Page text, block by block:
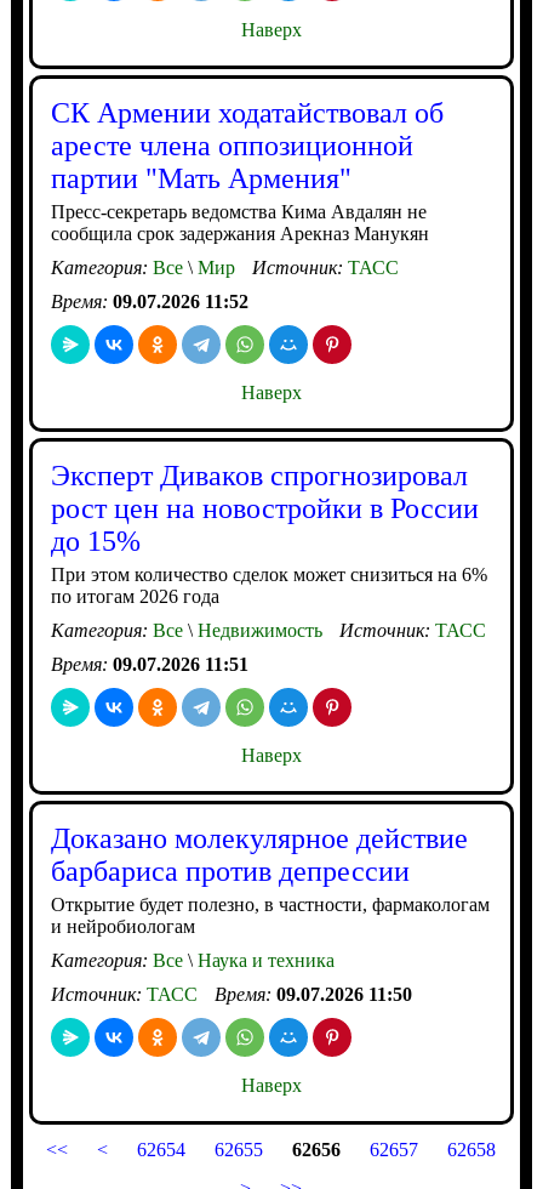
Наверх
СК Армении ходатайствовал об
аресте члена оппозиционной
партии "Мать Армения"
Пресс-секретарь ведомства Кима Авдалян не
сообщила срок задержания Арекназ Манукян
Категория: Все\Мир Источник: ТАСС
Время: 09.07.2026 11:52
Наверх
Эксперт Диваков спрогнозировал
рост цен на новостройки в России
до 15%
При этом количество сделок может снизиться на 6%
по итогам 2026 года
Категория: Все\Недвижимость Источник: ТАСС
Время: 09.07.2026 11:51
Наверх
Доказано молекулярное действие
барбариса против депрессии
Открытие будет полезно, в частности, фармакологам
и нейробиологам
Категория: Все\Наука и техника
Источник: ТАСС Время: 09.07.2026 11:50
Наверх
<< < 62654 62655 62656 62657
62658